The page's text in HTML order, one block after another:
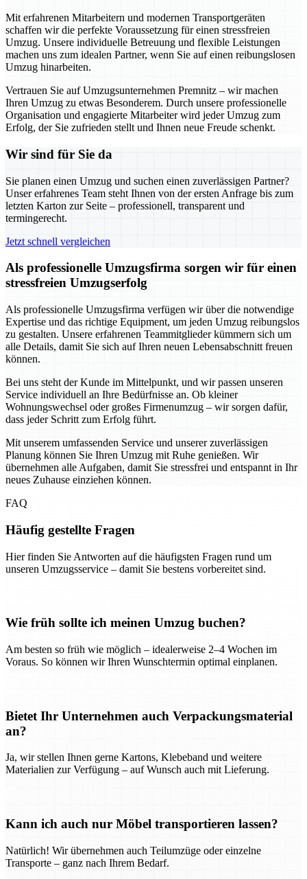
Mit erfahrenen Mitarbeitern und modernen Transportgeräten
schaffen wir die perfekte Voraussetzung für einen stressfreien
Umzug. Unsere individuelle Betreuung und flexible Leistungen
machen uns zum idealen Partner, wenn Sie auf einen reibungslosen
Umzug hinarbeiten.
Vertrauen Sie auf Umzugsunternehmen Premnitz – wir machen
Ihren Umzug zu etwas Besonderem. Durch unsere professionelle
Organisation und engagierte Mitarbeiter wird jeder Umzug zum
Erfolg, der Sie zufrieden stellt und Ihnen neue Freude schenkt.
Wir sind für Sie da
Sie planen einen Umzug und suchen einen zuverlässigen Partner?
Unser erfahrenes Team steht Ihnen von der ersten Anfrage bis zum
letzten Karton zur Seite – professionell, transparent und
termingerecht.
Jetzt schnell vergleichen
Als professionelle Umzugsfirma sorgen wir für einen
stressfreien Umzugserfolg
Als professionelle Umzugsfirma verfügen wir über die notwendige
Expertise und das richtige Equipment, um jeden Umzug reibungslos
zu gestalten. Unsere erfahrenen Teammitglieder kümmern sich um
alle Details, damit Sie sich auf Ihren neuen Lebensabschnitt freuen
können.
Bei uns steht der Kunde im Mittelpunkt, und wir passen unseren
Service individuell an Ihre Bedürfnisse an. Ob kleiner
Wohnungswechsel oder großes Firmenumzug – wir sorgen dafür,
dass jeder Schritt zum Erfolg führt.
Mit unserem umfassenden Service und unserer zuverlässigen
Planung können Sie Ihren Umzug mit Ruhe genießen. Wir
übernehmen alle Aufgaben, damit Sie stressfrei und entspannt in Ihr
neues Zuhause einziehen können.
FAQ
Häufig gestellte Fragen
Hier finden Sie Antworten auf die häufigsten Fragen rund um
unseren Umzugsservice – damit Sie bestens vorbereitet sind.
Wie früh sollte ich meinen Umzug buchen?
Am besten so früh wie möglich – idealerweise 2–4 Wochen im
Voraus. So können wir Ihren Wunschtermin optimal einplanen.
Bietet Ihr Unternehmen auch Verpackungsmaterial
an?
Ja, wir stellen Ihnen gerne Kartons, Klebeband und weitere
Materialien zur Verfügung – auf Wunsch auch mit Lieferung.
Kann ich auch nur Möbel transportieren lassen?
Natürlich! Wir übernehmen auch Teilumzüge oder einzelne
Transporte – ganz nach Ihrem Bedarf.